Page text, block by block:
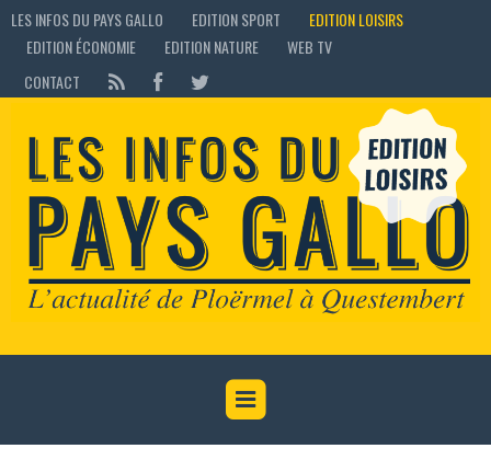
LES INFOS DU PAYS GALLO EDITION SPORT
EDITION LOISIRS
EDITION ÉCONOMIE
EDITION NATURE
WEB TV
CONTACT